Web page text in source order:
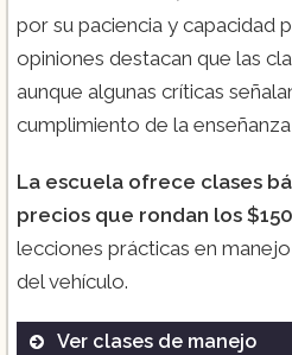
por su paciencia y capacidad
opiniones destacan que las
aunque algunas críticas
cumplimiento de la
La escuela ofrece clases
precios que rondan los
lecciones prácticas en
del vehículo.
Ver clases de manejo